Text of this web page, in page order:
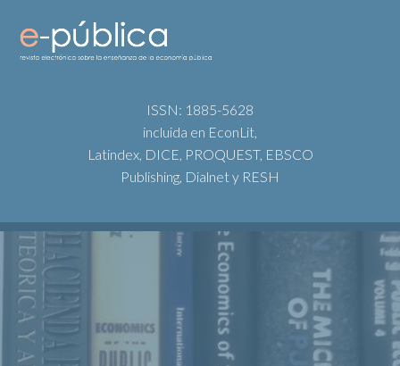
ISSN: 1885-5628
incluida en EconLit,
Latindex, DICE, PROQUEST, EBSCO
Publishing, Dialnet y RESH